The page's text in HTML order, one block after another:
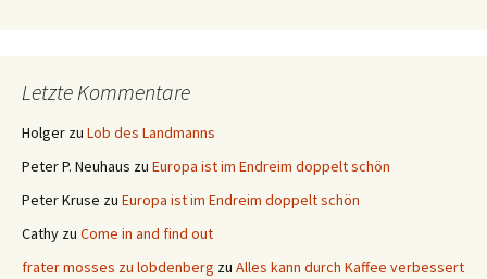
Letzte Kommentare
Holger zu Lob des Landmanns
Peter P. Neuhaus zu Europa ist im Endreim doppelt schön
Peter Kruse zu Europa ist im Endreim doppelt schön
Cathy zu Come in and find out
frater mosses zu lobdenberg zu Alles kann durch Kaffee verbessert